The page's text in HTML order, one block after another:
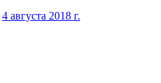
4 августа 2018 г.